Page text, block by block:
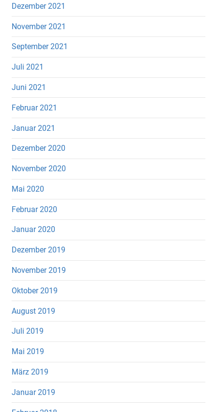
Dezember 2021
November 2021
September 2021
Juli 2021
Juni 2021
Februar 2021
Januar 2021
Dezember 2020
November 2020
Mai 2020
Februar 2020
Januar 2020
Dezember 2019
November 2019
Oktober 2019
August 2019
Juli 2019
Mai 2019
März 2019
Januar 2019